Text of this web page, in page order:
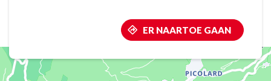
ER NAARTOE GAAN